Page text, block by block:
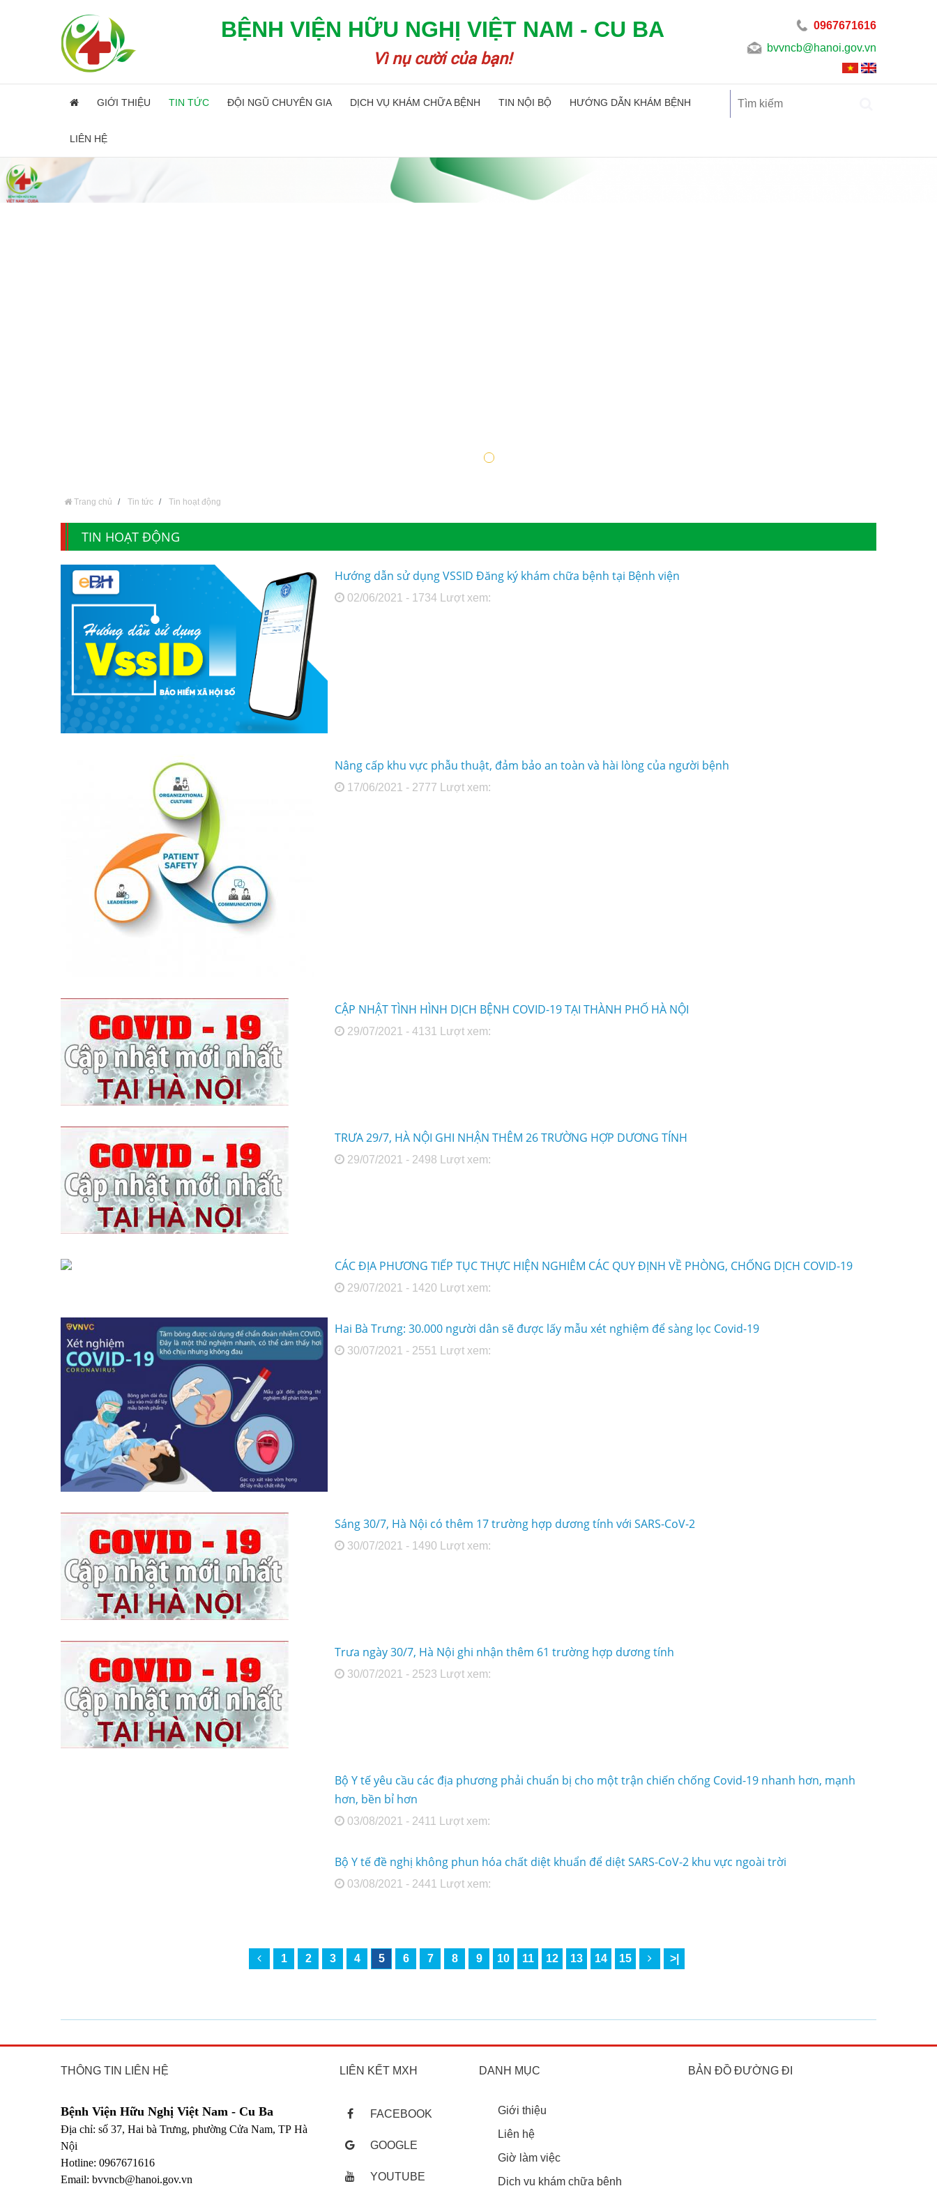
BỆNH VIỆN HỮU NGHỊ VIỆT NAM - CU BA
Vì nụ cười của bạn!
0967671616
bvvncb@hanoi.gov.vn
GIỚI THIỆU TIN TỨC ĐỘI NGŨ CHUYÊN GIA DỊCH VỤ KHÁM CHỮA BỆNH TIN NỘI BỘ HƯỚNG DẪN KHÁM BỆNH
LIÊN HỆ
Trang chủ Tin tức Tin hoạt động
TIN HOẠT ĐỘNG
Hướng dẫn sử dụng VSSID Đăng ký khám chữa bệnh tại Bệnh viện
02/06/2021 - 1734 Lượt xem:
Nâng cấp khu vực phẫu thuật, đảm bảo an toàn và hài lòng của người bệnh
17/06/2021 - 2777 Lượt xem:
CẬP NHẬT TÌNH HÌNH DỊCH BỆNH COVID-19 TẠI THÀNH PHỐ HÀ NỘI
29/07/2021 - 4131 Lượt xem:
TRƯA 29/7, HÀ NỘI GHI NHẬN THÊM 26 TRƯỜNG HỢP DƯƠNG TÍNH
29/07/2021 - 2498 Lượt xem:
CÁC ĐỊA PHƯƠNG TIẾP TỤC THỰC HIỆN NGHIÊM CÁC QUY ĐỊNH VỀ PHÒNG, CHỐNG DỊCH COVID-19
29/07/2021 - 1420 Lượt xem:
Hai Bà Trưng: 30.000 người dân sẽ được lấy mẫu xét nghiệm để sàng lọc Covid-19
30/07/2021 - 2551 Lượt xem:
Sáng 30/7, Hà Nội có thêm 17 trường hợp dương tính với SARS-CoV-2
30/07/2021 - 1490 Lượt xem:
Trưa ngày 30/7, Hà Nội ghi nhận thêm 61 trường hợp dương tính
30/07/2021 - 2523 Lượt xem:
Bộ Y tế yêu cầu các địa phương phải chuẩn bị cho một trận chiến chống Covid-19 nhanh hơn, mạnh
hơn, bền bỉ hơn
03/08/2021 - 2411 Lượt xem:
Bộ Y tế đề nghị không phun hóa chất diệt khuẩn để diệt SARS-CoV-2 khu vực ngoài trời
03/08/2021 - 2441 Lượt xem:
1 2 3 4 5 6 7 8 9 10 11 12 13 14 15 >|
THÔNG TIN LIÊN HỆ
Bệnh Viện Hữu Nghị Việt Nam - Cu Ba
Địa chỉ: số 37, Hai bà Trưng, phường Cửa Nam, TP Hà
Nội
Hotline: 0967671616
Email: bvvncb@hanoi.gov.vn
LIÊN KẾT MXH
FACEBOOK
GOOGLE
YOUTUBE
DANH MỤC
Giới thiệu
Liên hệ
Giờ làm việc
Dịch vụ khám chữa bệnh
BẢN ĐỒ ĐƯỜNG ĐI